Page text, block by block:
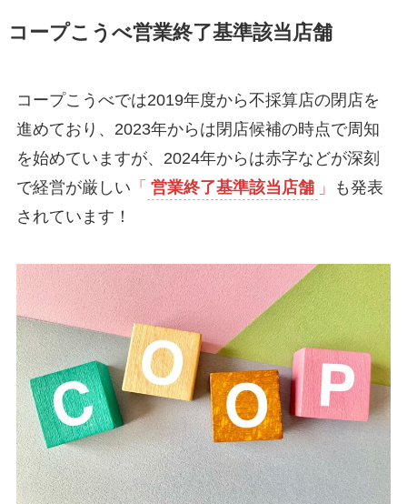
コープこうべ営業終了基準該当店舗
コープこうべでは2019年度から不採算店の閉店を
進めており、2023年からは閉店候補の時点で周知
を始めていますが、2024年からは赤字などが深刻
で経営が厳しい 「 営業終了基準該当店舗 」
も発表
されています！